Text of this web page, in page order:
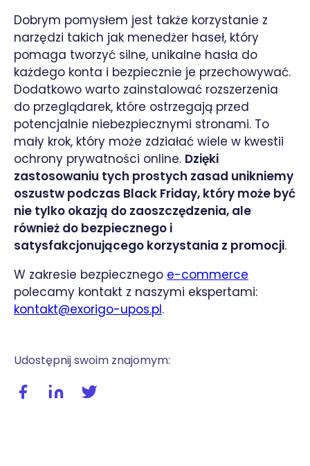
Udostępnij swoim znajomym:
Udostępnij wpis na facebooku
Udostępnij wpis na linkedIn
Dobrym pomysłem jest także korzystanie z
narzędzi takich jak menedżer haseł, który
pomaga tworzyć silne, unikalne hasła do
każdego konta i bezpiecznie je przechowywać.
Dodatkowo warto zainstalować rozszerzenia
do przeglądarek, które ostrzegają przed
potencjalnie niebezpiecznymi stronami. To
mały krok, który może zdziałać wiele w kwestii
ochrony prywatności online. Dzięki
zastosowaniu tych prostych zasad unikniemy
oszustw podczas Black Friday, który może być
nie tylko okazją do zaoszczędzenia, ale
również do bezpiecznego i
satysfakcjonującego korzystania z promocji.
W zakresie bezpiecznego e-commerce
polecamy kontakt z naszymi ekspertami:
kontakt@exorigo-upos.pl.